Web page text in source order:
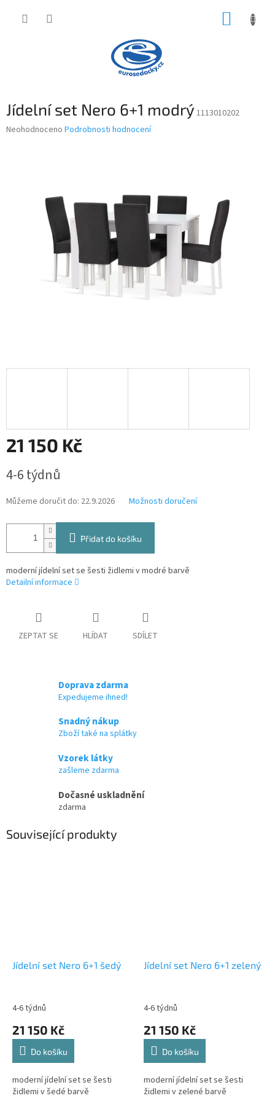
Jídelní set Nero 6+1 modrý 1113010202
Průměrné
Neohodnoceno Podrobnosti hodnocení
21 150 Kč
cena:
4-6 týdnů
Můžeme doručit do: 22.9.2026 Možnosti doručení
Přidat do košíku
moderní jídelní set se šesti židlemi v modré barvě
Detailní informace
ZEPTAT SE HLÍDAT SDÍLET
Doprava zdarma
Expedujeme ihned!
Snadný nákup
Zboží také na splátky
Vzorek látky
zašleme zdarma
Dočasné uskladnění
zdarma
Související produkty
Jídelní set Nero 6+1 šedý
4-6 týdnů
21 150 Kč
Do košíku
moderní jídelní set se šesti
židlemi v šedé barvě
Jídelní set Nero 6+1 zelený
4-6 týdnů
21 150 Kč
Do košíku
moderní jídelní set se šesti
židlemi v zelené barvě